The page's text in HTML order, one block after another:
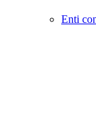
Enti